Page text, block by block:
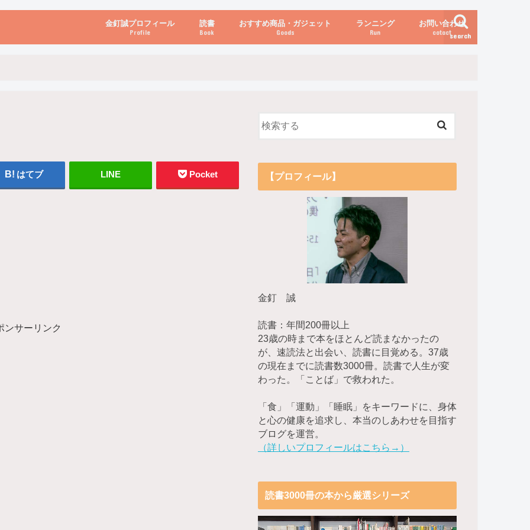
search
金釘誠プロフィール
Profile
読書
Book
おすすめ商品・ガジェット
Goods
ランニング
Run
お問い合わせ
cotact
はてブ LINE Pocket
ンサーリンク
【プロフィール】
金釘 誠
読書：年間200冊以上
23歳の時まで本をほとんど読まなかったの
が、速読法と出会い、読書に目覚める。37歳
の現在までに読書数3000冊。読書で人生が変
わった。「ことば」で救われた。
「食」「運動」「睡眠」をキーワードに、身体
と心の健康を追求し、本当のしあわせを目指す
ブログを運営。
（詳しいプロフィールはこちら→）
読書3000冊の本から厳選シリーズ